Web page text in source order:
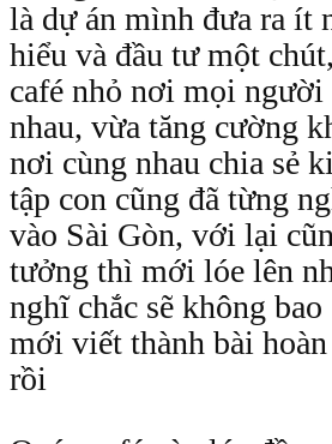
là dự án mình đưa ra ít
hiểu và đầu tư một
café nhỏ nơi mọi
nhau, vừa tăng cường
nơi cùng nhau chia sẻ
tập con cũng đã từng
vào Sài Gòn, với lại
tưởng thì mới lóe lên
nghĩ chắc sẽ không
mới viết thành bài
rồi